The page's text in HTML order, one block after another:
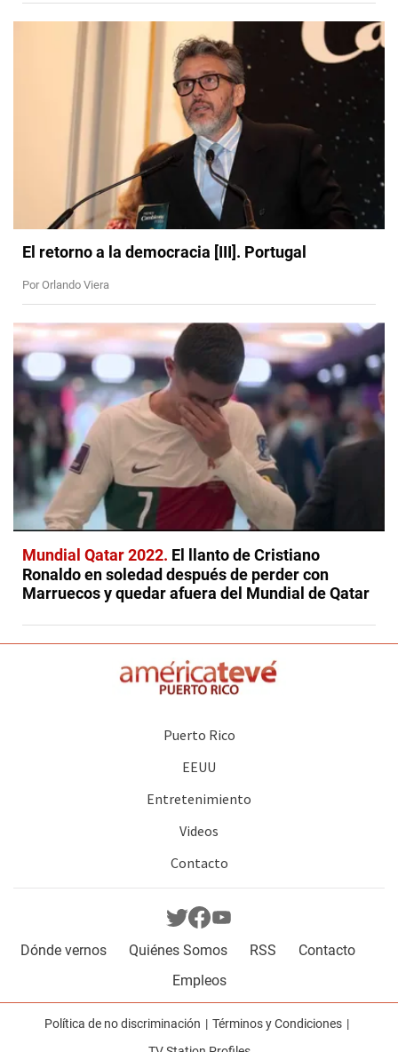
El retorno a la democracia [III]. Portugal
Por Orlando Viera
Mundial Qatar 2022 El llanto de Cristiano
Ronaldo en soledad después de perder con
Marruecos y quedar afuera del Mundial de Qatar
Puerto Rico
EEUU
Entretenimiento
Videos
Contacto
Dónde vernos Quiénes Somos RSS
Contacto
Empleos
Política de no discriminación
Términos y Condiciones